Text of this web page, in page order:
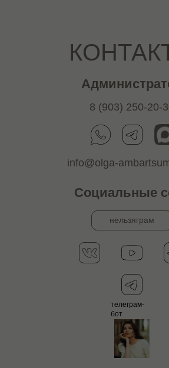
телеграм-
бот
info@olga-
8 (903) 250-20-
Социальные
нельзяграм